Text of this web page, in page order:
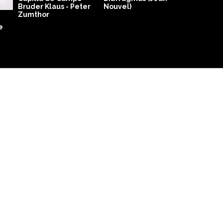
Bruder Klaus - Peter
Zumthor
Nouvel)